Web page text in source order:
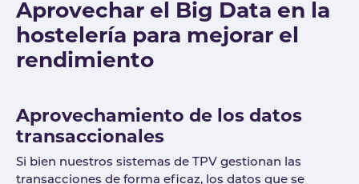
Aprovechar el Big Data en la
hostelería para mejorar el
rendimiento
Aprovechamiento de los datos
transaccionales
Si bien nuestros sistemas de TPV gestionan las
transacciones de forma eficaz, los datos que se